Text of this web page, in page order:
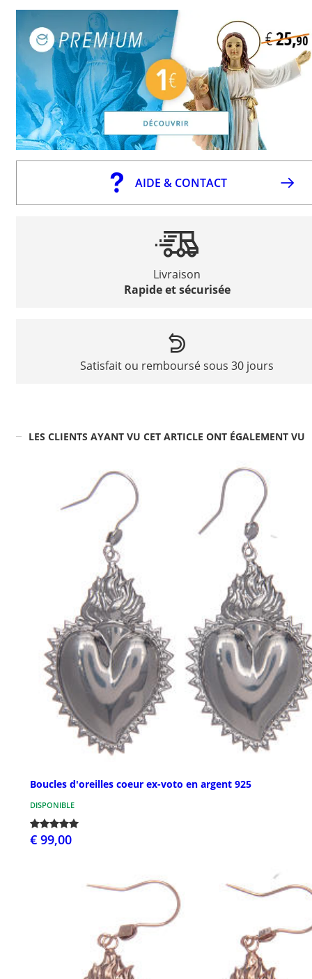
AIDE & CONTACT
Livraison
Rapide et sécurisée
Satisfait ou remboursé sous 30 jours
LES CLIENTS AYANT VU CET ARTICLE ONT ÉGALEMENT VU
Boucles d'oreilles coeur ex-voto en argent 925
DISPONIBLE
€ 99,00